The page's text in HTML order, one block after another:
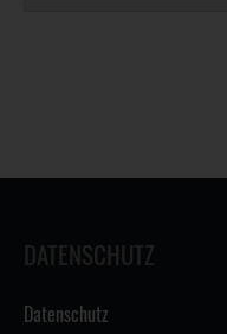
DATENSCHUTZ
Datenschutz